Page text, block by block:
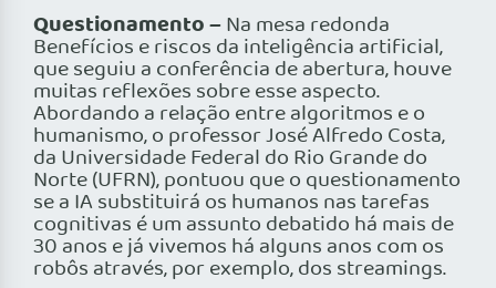
Questionamento –Na mesa redonda
Benefícios e riscos da inteligência artificial,
que seguiu a conferência de abertura, houve
muitas reflexões sobre esse aspecto.
Abordando a relação entre algoritmos e o
humanismo, o professor José Alfredo Costa,
da Universidade Federal do Rio Grande do
Norte (UFRN), pontuou que o questionamento
se a IA substituirá os humanos nas tarefas
cognitivas é um assunto debatido há mais de
30 anos e já vivemos há alguns anos com os
robôs através, por exemplo, dos streamings.